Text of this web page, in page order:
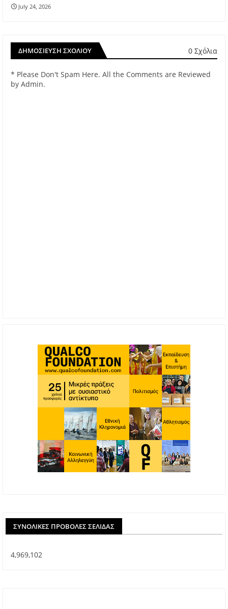
July 24, 2026
ΔΗΜΟΣΊΕΥΣΗ ΣΧΟΛΊΟΥ 0 Σχόλια
* Please Don't Spam Here. All the Comments are Reviewed
by Admin.
ΣΥΝΟΛΙΚΈΣ ΠΡΟΒΟΛΈΣ ΣΕΛΊΔΑΣ
4,969,102